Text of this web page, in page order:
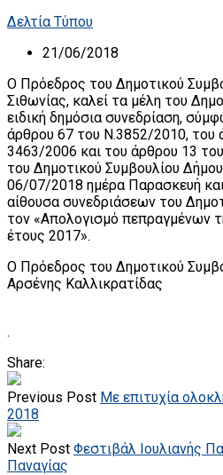
Δελτία Τύπου
21/06/2018
Ο Πρόεδρος του Δημοτικού
Σιθωνίας, καλεί τα μέλη του
ειδική δημόσια συνεδρίαση,
άρθρου 67 του Ν.3852/2010, του
3463/2006 και του άρθρου 13
του Δημοτικού Συμβουλίου
06/07/2018 ημέρα Παρασκευή
αίθουσα συνεδριάσεων του
τον «Απολογισμό πεπραγμένων
έτους 2017».
Ο Πρόεδρος του Δημοτικού
Αρσένης Καλλικρατίδας
.
Share:
Previous Post Με επιτυχία
2018
Next Post Φεστιβάλ Ιουλιανής
Παναγίας